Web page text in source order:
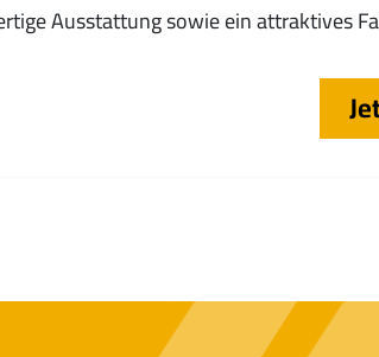
Ausstattung sowie ein attraktives